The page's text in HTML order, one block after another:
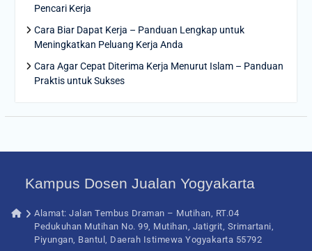
Pencari Kerja
Cara Biar Dapat Kerja – Panduan Lengkap untuk
Meningkatkan Peluang Kerja Anda
Cara Agar Cepat Diterima Kerja Menurut Islam – Panduan
Praktis untuk Sukses
Kampus Dosen Jualan Yogyakarta
Alamat: Jalan Tembus Draman – Mutihan, RT.04
Pedukuhan Mutihan No. 99, Mutihan, Jatigrit, Srimartani,
Piyungan, Bantul, Daerah Istimewa Yogyakarta 55792